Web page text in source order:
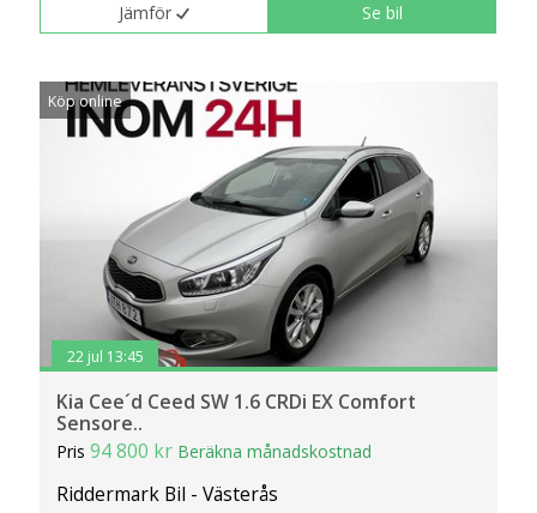
Jämför Se bil
Köp online
22 jul 13:45
Kia Cee´d Ceed SW 1.6 CRDi EX Comfort
Sensore..
Pris94 800 kr Beräkna månadskostnad
Riddermark Bil - Västerås